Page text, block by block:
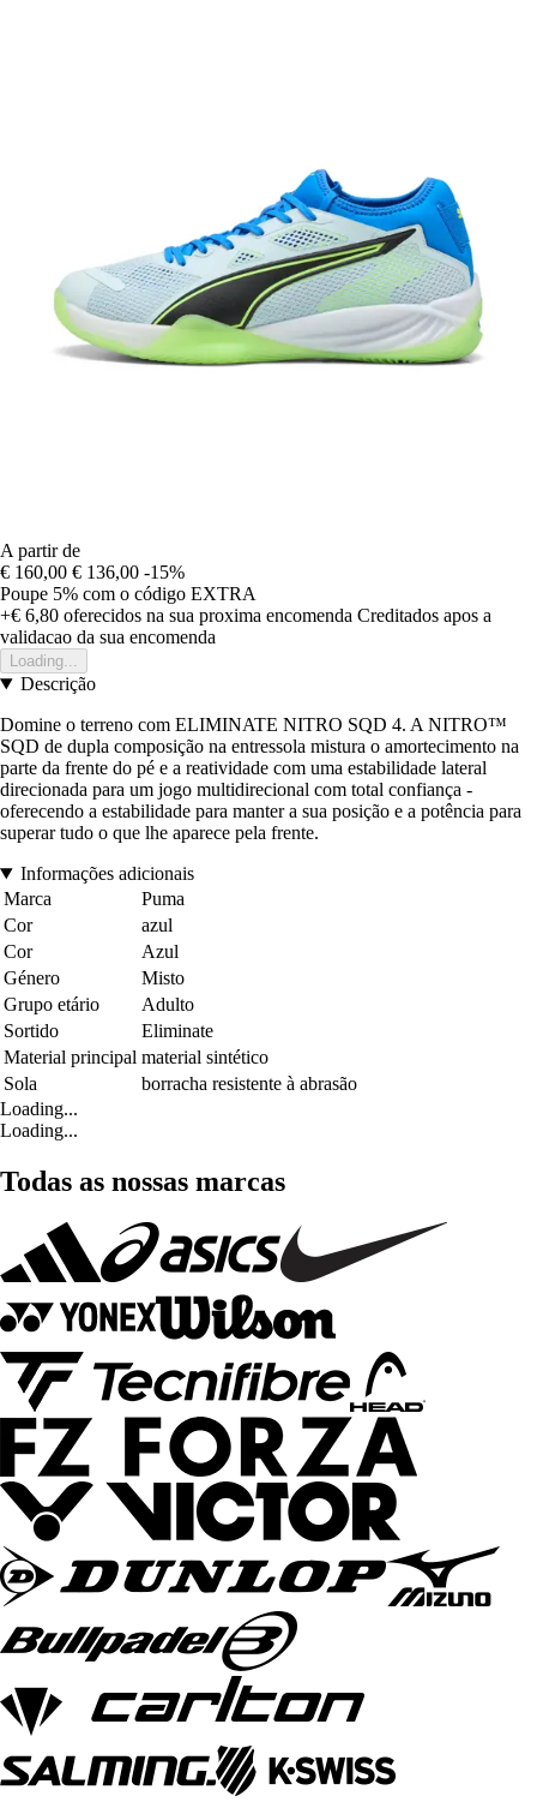
A partir de
€ 160,00 € 136,00 -15%
Poupe 5% com o código EXTRA
+€ 6,80 oferecidos na sua proxima encomenda Creditados apos a
validacao da sua encomenda
Loading...
Descrição
Domine o terreno com ELIMINATE NITRO SQD 4. A NITRO™
SQD de dupla composição na entressola mistura o amortecimento na
parte da frente do pé e a reatividade com uma estabilidade lateral
direcionada para um jogo multidirecional com total confiança -
oferecendo a estabilidade para manter a sua posição e a potência para
superar tudo o que lhe aparece pela frente.
Informações adicionais
Marca
Puma
Cor
azul
Cor
Azul
Género
Misto
Grupo etário
Adulto
Sortido
Eliminate
Material principal material sintético
Sola
borracha resistente à abrasão
Loading...
Loading...
Todas as nossas marcas